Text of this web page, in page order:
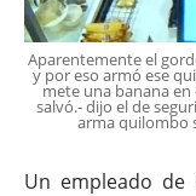
Aparentemente el
y por eso armó ese
mete una banana
salvó.- dijo el de
arma quilombo
Un empleado